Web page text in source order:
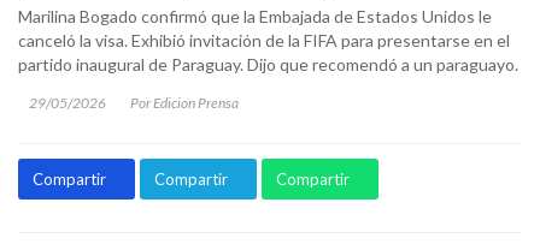
Marilina Bogado confirmó que la Embajada de Estados Unidos le
canceló la visa. Exhibió invitación de la FIFA para presentarse en el
partido inaugural de Paraguay. Dijo que recomendó a un paraguayo.
29/05/2026 Por Edicion Prensa
Compartir Compartir Compartir